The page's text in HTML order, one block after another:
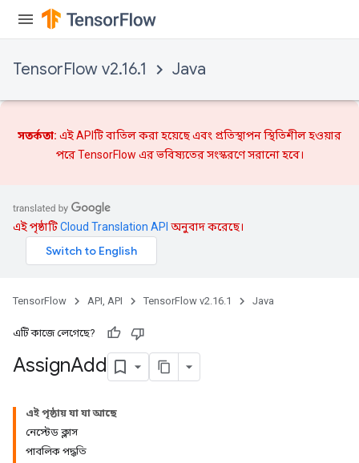
TensorFlow v2.16.1 Java
সতর্কতা: এই APIটি বাতিল করা হয়েছে এবং প্রতিস্থাপনস্থিতিশীল হওয়ার
পরে TensorFlow এর ভবিষ্যতের সংস্করণে সরানো হবে।
এই পৃষ্ঠাটিCloud Translation API অনুবাদ করেছে।
TensorFlow API, API TensorFlow v2.16.1 Java
এটি কাজে লেগেছে?
AssignAdd
এই পৃষ্ঠায় যা যা আছে
নেস্টেড ক্লাস
পাবলিক পদ্ধতি